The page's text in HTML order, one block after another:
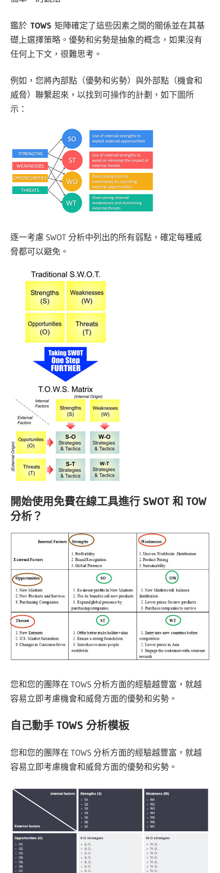
鑑於TOWS 矩陣確定了這些因素之間的關係並在其基
礎上選擇策略。優勢和劣勢是抽象的概念，如果沒有
任何上下文，很難思考。
例如，您將內部點（優勢和劣勢）與外部點（機會和
威脅）聯繫起來，以找到可操作的計劃，如下圖所
示：
逐一考慮 SWOT 分析中列出的所有弱點，確定每種威
脅都可以避免。
開始使用免費在線工具進行 SWOT 和 TOW
分析？
您和您的團隊在 TOWS 分析方面的經驗越豐富，就越
容易立即考慮機會和威脅方面的優勢和劣勢。
自己動手 TOWS 分析模板
您和您的團隊在 TOWS 分析方面的經驗越豐富，就越
容易立即考慮機會和威脅方面的優勢和劣勢。